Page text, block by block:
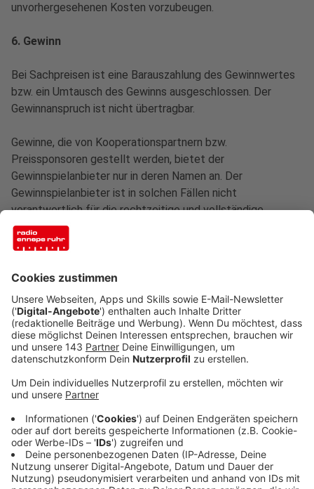
unvorhergesehenen Kosten vorzubeugen.
6. Gewinn
Bei Sachpreisen ist eine Barauszahlung des Gewinnwertes
bzw. ein Umtausch des Gewinns ausgeschlossen. Der
Gewinnanspruch ist nicht übertragbar.
Gewinne, die von Kooperationspartnern bzw.
Preissponsoren gestellt werden, bietet der
Gewinnspielanbieter nur in deren Namen an. Der
Gewinnspielanbieter ist in solchen Fällen nicht
verantwortlich für die rechtzeitige und vollständige
Ausschüttung des Gewinns sowie für Sach- bzw.
Rechtsmängel oder für die Zahlungsunfähigkeit des
für das Gewinnspiel.
Der in der Gewinnspielbeschreibung gegebenenfalls bildlich
auf der Senderwebsite oder mündlich präsentierte Gewinn
ist nicht zwingend mit dem zu gewinnenden Gegenstand
identisch. Abweichungen, insbesondere im Modell, Farbe
und Ausstattung u.ä. sind möglich.
7. Ausschluss von Teilnehmern
Der Gewinnspielanbieter behält sich vor, Teilnehmer von
der Teilnahme am Gewinnspiel auszuschließen. Dies gilt
insbesondere bei schuldhaften Verstößen gegen die